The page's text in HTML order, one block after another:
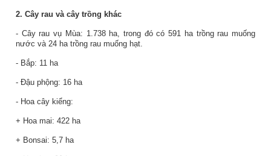
2. Cây rau và cây trồng khác
- Cây rau vụ Mùa: 1.738 ha, trong đó có 591 ha trồng rau muống
nước và 24 ha trồng rau muống hạt.
- Bắp: 11 ha
- Đậu phộng: 16 ha
- Hoa cây kiểng:
+ Hoa mai: 422 ha
+ Bonsai: 5,7 ha